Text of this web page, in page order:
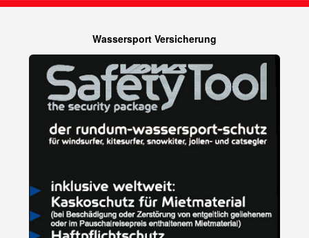
Wassersport Versicherung